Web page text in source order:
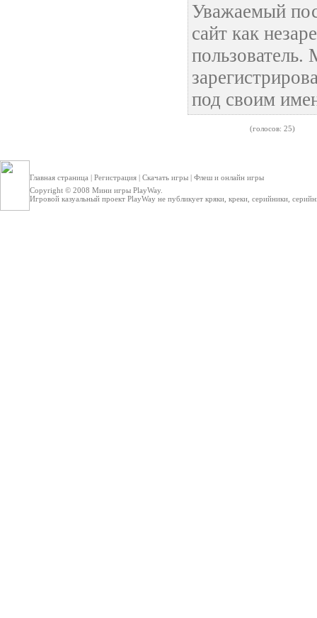
Уважаемый
сайт как
под своим
(голосов: 25)
Главная страница | Регистрация | Скачать игры | Флеш и онлайн игры
Copyright © 2008 Мини игры PlayWay.
Игровой казуальный проект PlayWay не публикует кряки, креки, серийники,